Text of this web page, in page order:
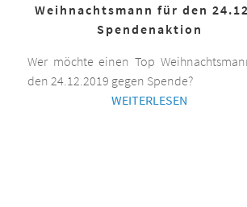
Weihnachtsmann für den
Spendenaktion
Wer möchte einen Top
den 24.12.2019 gegen Spende?
WEITERLESEN